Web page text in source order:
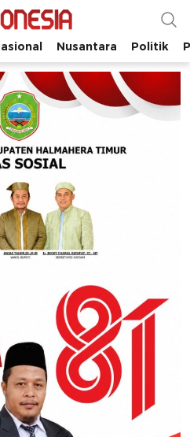
Nusantara Politik